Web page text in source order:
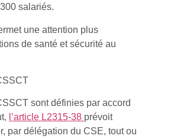
salariés.
une attention plus
de santé et sécurité au
sont définies par accord
l’article L2315-38 prévoit
par délégation du CSE, tout ou